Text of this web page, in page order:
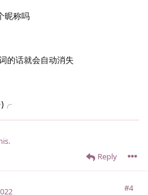
昵称吗
的话就会自动消失
Reply
#4